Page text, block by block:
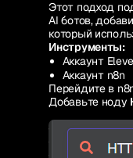
Этот подход
AI ботов,
который
‍Инструменты:
Аккаунт
Аккаунт n8n
Перейдите в
Добавьте ноду